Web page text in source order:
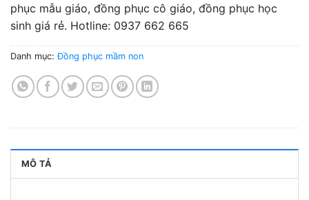
phục mẫu giáo, đồng phục cô giáo, đồng phục học
sinh giá rẻ. Hotline: 0937 662 665
Danh mục:Đồng phục mầm non
MÔ TẢ